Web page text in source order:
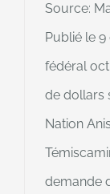
Source:
Publié le
fédéral
de dollars
Nation
demande